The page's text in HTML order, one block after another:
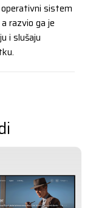
sistem
razvio ga je
i slušaju